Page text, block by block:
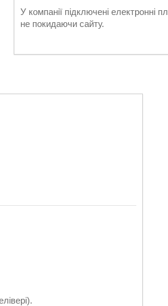
У компанії підключені електронні
не покидаючи сайту.